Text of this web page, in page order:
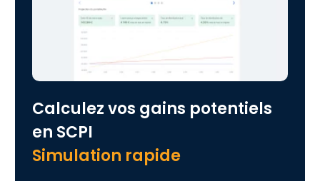
Calculez vos gains potentiels
en SCPI
Simulation rapide